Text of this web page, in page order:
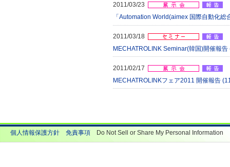
2011/03/23
「Automation World(aimex 国際自動化
2011/03/18
MECHATROLINK Seminar(韓国)開催報
2011/02/17
MECHATROLINKフェア2011 開催報告
個人情報保護方針 免責事項 Do Not Sell or Share My Personal Information